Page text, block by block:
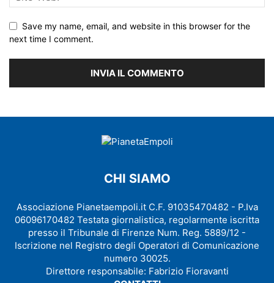
Save my name, email, and website in this browser for the
next time I comment.
CHI SIAMO
Associazione Pianetaempoli.it C.F. 91035470482 - P.Iva
06096170482 Testata giornalistica, regolarmente iscritta
presso il Tribunale di Firenze Num. Reg. 5889/12 -
Iscrizione nel Registro degli Operatori di Comunicazione
numero 30025.
Direttore responsabile: Fabrizio Fioravanti